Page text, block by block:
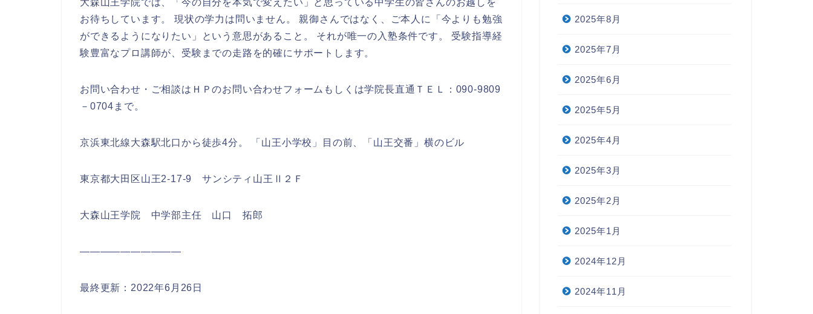
お待ちしています。 現状の学力は問いません。 親御さんではなく、ご本人に「今よりも勉強
ができるようになりたい」という意思があること。 それが唯一の入塾条件です。 受験指導経
験豊富なプロ講師が、受験までの走路を的確にサポートします。‎
お問い合わせ・ご相談はＨＰのお問い合わせフォームもしくは学院長直通ＴＥＬ：090-9809
－0704まで。
‎京浜東北線大森駅北口から徒歩4分。 「山王小学校」目の前、「山王交番」横のビル‎
東京都大田区山王2‐17‐9 サンシティ山王Ⅱ２Ｆ
大森山王学院 中学部主任 山口 拓郎
――――――――――
最終更新：2022年6月26日
2025年8月
2025年7月
2025年6月
2025年5月
2025年4月
2025年3月
2025年2月
2025年1月
2024年12月
2024年11月